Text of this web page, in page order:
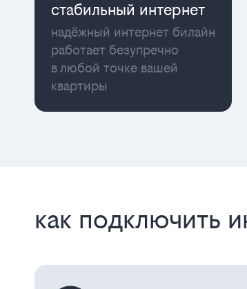
cтабильный интернет
надёжный интернет билайн
работает безупречно
в любой точке вашей
квартиры
как подключить